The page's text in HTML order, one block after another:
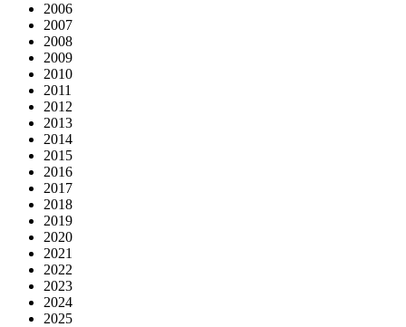
2006
2007
2008
2009
2010
2011
2012
2013
2014
2015
2016
2017
2018
2019
2020
2021
2022
2023
2024
2025